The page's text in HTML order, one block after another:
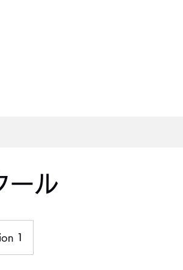
ール
1